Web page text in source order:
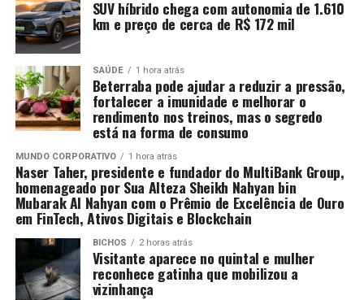
SUV híbrido chega com autonomia de 1.610
km e preço de cerca de R$ 172 mil
SAÚDE 1 hora atrás
Beterraba pode ajudar a reduzir a pressão,
fortalecer a imunidade e melhorar o
rendimento nos treinos, mas o segredo
está na forma de consumo
MUNDO CORPORATIVO 1 hora atrás
Naser Taher, presidente e fundador do MultiBank Group,
homenageado por Sua Alteza Sheikh Nahyan bin
Mubarak Al Nahyan com o Prêmio de Excelência de Ouro
em FinTech, Ativos Digitais e Blockchain
BICHOS 2 horas atrás
Visitante aparece no quintal e mulher
reconhece gatinha que mobilizou a
vizinhança